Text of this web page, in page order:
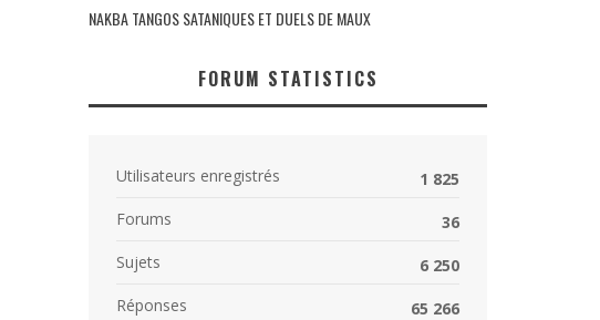
NAKBA TANGOS SATANIQUES ET DUELS DE MAUX
FORUM STATISTICS
Utilisateurs enregistrés
1 825
Forums
36
Sujets
6 250
Réponses
65 266